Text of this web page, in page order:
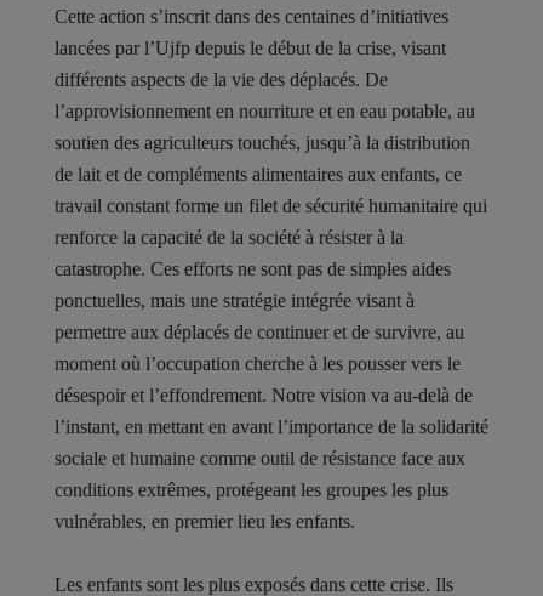
Cette action s’inscrit dans des centaines d’initiatives
lancées par l’Ujfp depuis le début de la crise, visant
différents aspects de la vie des déplacés. De
l’approvisionnement en nourriture et en eau potable, au
soutien des agriculteurs touchés, jusqu’à la distribution
de lait et de compléments alimentaires aux enfants, ce
travail constant forme un filet de sécurité humanitaire qui
renforce la capacité de la société à résister à la
catastrophe. Ces efforts ne sont pas de simples aides
ponctuelles, mais une stratégie intégrée visant à
permettre aux déplacés de continuer et de survivre, au
moment où l’occupation cherche à les pousser vers le
désespoir et l’effondrement. Notre vision va au-delà de
l’instant, en mettant en avant l’importance de la solidarité
sociale et humaine comme outil de résistance face aux
conditions extrêmes, protégeant les groupes les plus
vulnérables, en premier lieu les enfants.
Les enfants sont les plus exposés dans cette crise. Ils